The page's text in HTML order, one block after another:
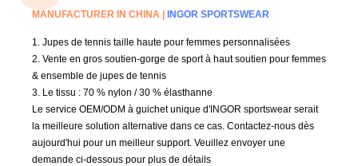
MANUFACTURER IN CHINA | INGOR SPORTSWEAR
1. Jupes de tennis taille haute pour femmes personnalisées
2. Vente en gros soutien-gorge de sport à haut soutien pour femmes
& ensemble de jupes de tennis
3. Le tissu : 70 % nylon / 30 % élasthanne
Le service OEM/ODM à guichet unique d'INGOR sportswear serait
la meilleure solution alternative dans ce cas. Contactez-nous dès
aujourd'hui pour un meilleur support. Veuillez envoyer une
demande ci-dessous pour plus de détails